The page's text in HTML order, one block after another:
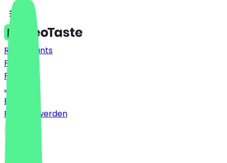
Restaurants
Preise
FAQ
Jobs
Blog
Partner werden